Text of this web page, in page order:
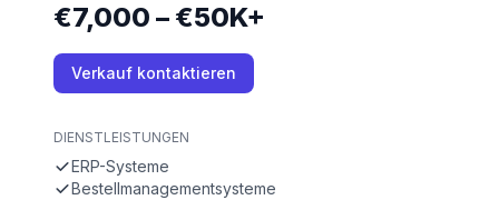
€7,000 – €50K+
Verkauf kontaktieren
DIENSTLEISTUNGEN
ERP-Systeme
Bestellmanagementsysteme